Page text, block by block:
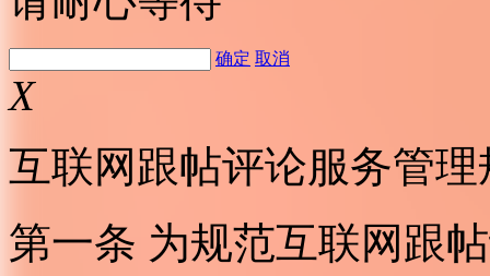
确定 取消
X
互联网跟帖评论服务管理
第一条 为规范互联网跟